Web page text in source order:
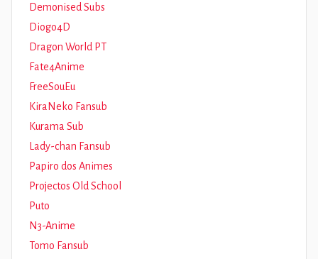
Demonised Subs
Diogo4D
Dragon World PT
Fate4Anime
FreeSouEu
KiraNeko Fansub
Kurama Sub
Lady-chan Fansub
Papiro dos Animes
Projectos Old School
Puto
N3-Anime
Tomo Fansub